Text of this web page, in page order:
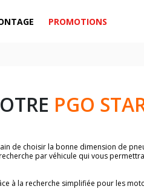
PROMOTIONS
PGO
de choisir la bonne dimension de
par véhicule qui vous
à la recherche simplifiée pour les